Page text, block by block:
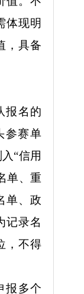
体现明
，具备
报名的
参赛单
“信用
单、重
单、政
记录名
，不得
报多个